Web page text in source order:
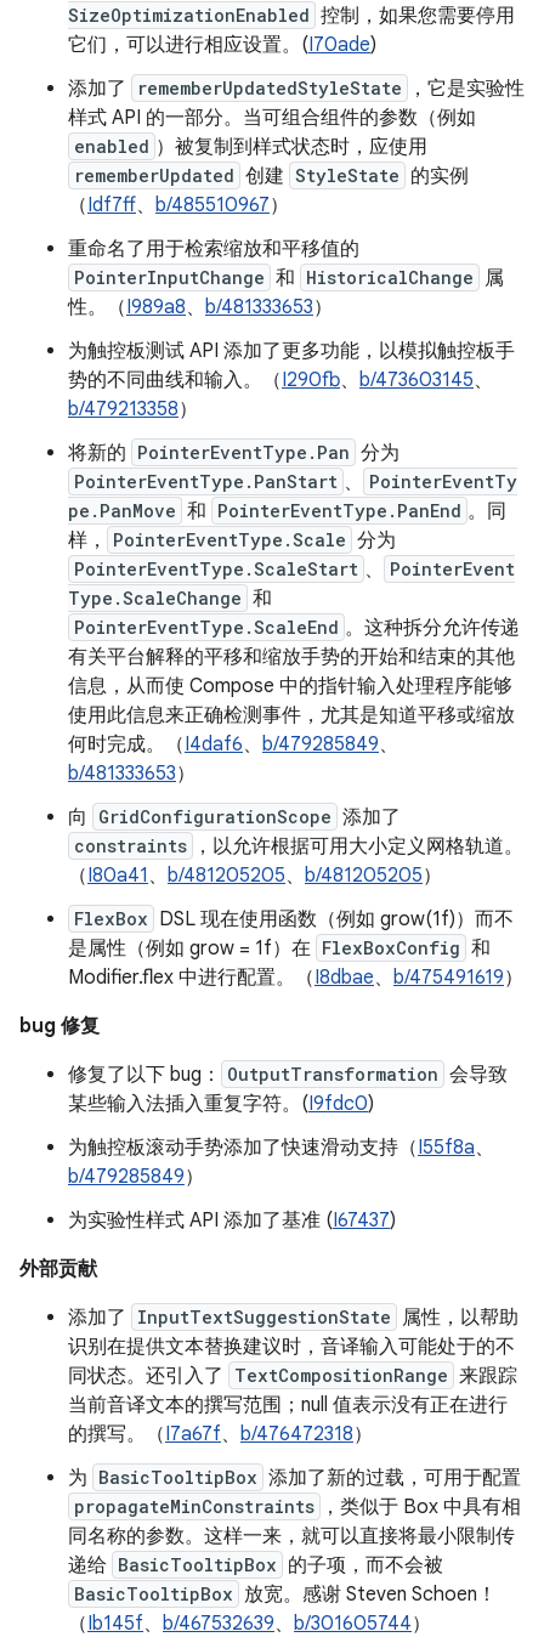
SizeOptimizationEnabled 控制，如果您需要停用
它们，可以进行相应设置。(I70ade)
添加了
rememberUpdatedStyleState
，它是实验性
样式 API 的一部分。当可组合组件的参数（例如
enabled ）被复制到样式状态时，应使用
rememberUpdated 创建 StyleState 的实例
（Idf7ff、 b/485510967）
重命名了用于检索缩放和平移值的
PointerInputChange 和 HistoricalChange 属
性。（I989a8、 b/481333653）
为触控板测试 API 添加了更多功能，以模拟触控板手
势的不同曲线和输入。（I290fb、 b/473603145、
b/479213358）
将新的 PointerEventType.Pan 分为
PointerEventType.PanStart 、
PointerEventTy
pe.PanMove 和 PointerEventType.PanEnd 。同
样，
PointerEventType.Scale 分为
PointerEventType.ScaleStart 、
PointerEvent
Type.ScaleChange 和
PointerEventType.ScaleEnd 。这种拆分允许传递
有关平台解释的平移和缩放手势的开始和结束的其他
信息，从而使 Compose 中的指针输入处理程序能够
使用此信息来正确检测事件，尤其是知道平移或缩放
何时完成。（I4daf6、 b/479285849、
b/481333653）
向
GridConfigurationScope 添加了
constraints
，以允许根据可用大小定义网格轨道。
（I80a41 、 b/481205205、 b/481205205）
FlexBox DSL 现在使用函数（例如 grow(1f)）而不
是属性（例如 grow = 1f）在 FlexBoxConfig 和
Modifier.flex 中进行配置。（I8dbae、 b/475491619）
bug 修复
修复了以下 bug：
OutputTransformation 会导致
某些输入法插入重复字符。(I9fdc0)
为触控板滚动手势添加了快速滑动支持（I55f8a、
b/479285849）
为实验性样式 API 添加了基准 (I67437)
外部贡献
添加了
InputTextSuggestionState 属性，以帮助
识别在提供文本替换建议时，音译输入可能处于的不
同状态。还引入了
TextCompositionRange 来跟踪
当前音译文本的撰写范围；null 值表示没有正在进行
的撰写。（I7a67f、 b/476472318）
为 BasicTooltipBox 添加了新的过载，可用于配置
propagateMinConstraints
，类似于 Box 中具有相
同名称的参数。这样一来，就可以直接将最小限制传
递给 BasicTooltipBox 的子项，而不会被
BasicTooltipBox 放宽。感谢 Steven Schoen！
（Ib145f、 b/467532639、 b/301605744）